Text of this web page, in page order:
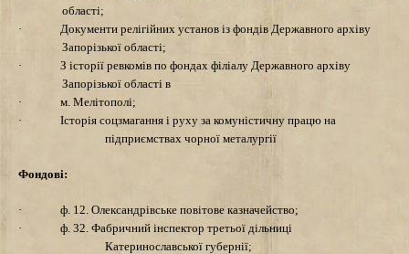
області;
·
Документи релiгiйних установ iз фондів Державного архіву
Запорізької області;
·
З iсторiї ревкомів по фондах фiлiалу Державного архіву
Запорiзької областi в
·
м. Мелiтополi;
·
Історія соцзмагання i руху за комуністичну працю на
пiдприємствах чорної металургiї
Фондовi:
·
ф. 12. Олександрiвське повітове казначейство;
·
ф. 32. Фабричний iнспектор третьої дiльницi
Катеринославської губернії;